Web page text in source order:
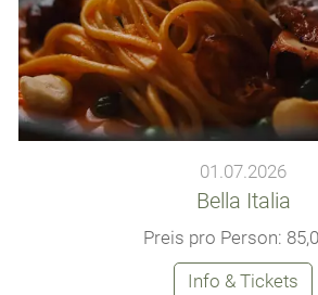
01.07.2026
Bella Italia
Preis pro Person:
Info & Tickets